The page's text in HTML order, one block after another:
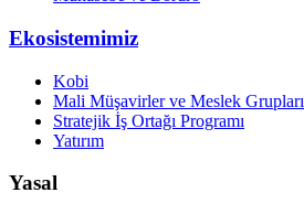
Ekosistemimiz
Kobi
Mali Müşavirler ve Meslek Grupları
Stratejik İş Ortağı Programı
Yatırım
Yasal